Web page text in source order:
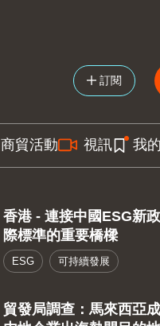
訂閱
商貿活動 視訊 我
香港 - 連接中國ESG新
際標準的重要橋樑
ESG 可持續發展
貿發局調查：馬來西亞